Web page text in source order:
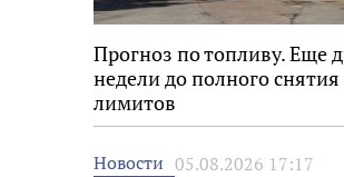
Прогноз по топливу. Еще
недели до полного снятия
лимитов
Новости 05.08.2026 17:17